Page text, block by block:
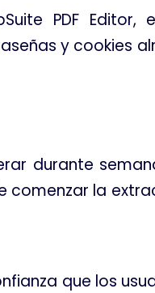
PDF Editor,
y cookies
durante
comenzar la
que los